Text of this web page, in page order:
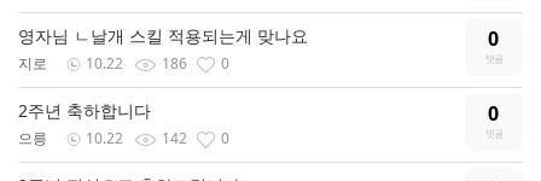
영자님 ㄴ날개 스킬 적용되는게 맞나요 0
지로 10.22 186 0
2주년 축하합니다 0
으릉 10.22 142 0